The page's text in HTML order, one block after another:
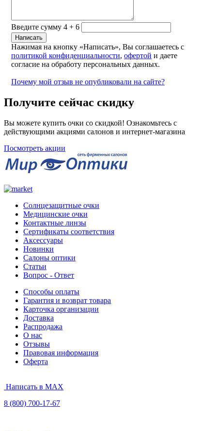
Введите сумму 4 + 6
Нажимая на кнопку «Написать», Вы соглашаетесь с
политикой конфиденциальности, офертой и даете
согласие на обработу персональных данных.
Почему мой отзыв не опубликовали на сайте?
Получите сейчас скидку
Вы можете купить очки со скидкой! Ознакомьтесь с
действующими акциями салонов и интернет-магазина
Посмотреть акции
Солнцезащитные очки
Медицинские очки
Контактные линзы
Сертификаты соответствия
Аксессуары
Новинки
Салоны оптики
Статьи
Вопрос - Ответ
Способы оплаты
Гарантия и возврат товара
Карточка организации
Доставка
Распродажа
О нас
Отзывы
Правовая информация
Оферта
Написать в MAX
8 (800) 700-17-67